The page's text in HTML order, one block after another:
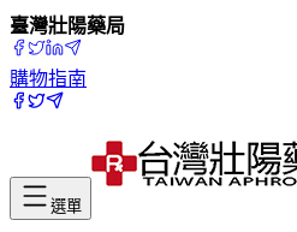
臺灣壯陽藥局
購物指南
選單